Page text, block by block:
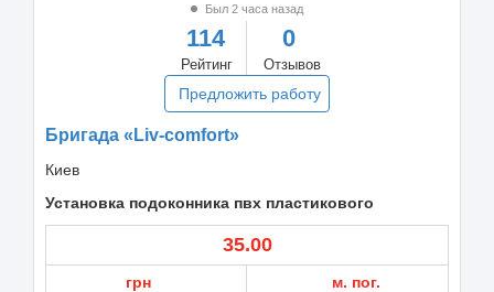
Был 2 часа назад
114
Рейтинг
0
Отзывов
Предложить работу
Бригада «Liv-comfort»
Киев
Установка подоконника пвх пластикового
35.00
грн м. пог.